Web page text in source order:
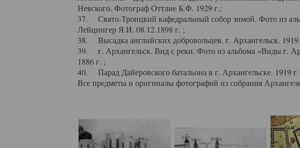
Невского. Фотограф Оттлие Б.Ф. 1929 г.;
37. Свято-Троицкий кафедральный собор зимой. Фото из
Лейцингер Я.И. 08.12.1898 г. ;
38. Высадка английских добровольцев. г. Архангельск.
39. г. Архангельск. Вид с реки. Фото из альбома «Виды г.
1886 г. ;
40. Парад Дайеровского батальона в г. Архангельске. 1919
Все предметы и оригиналы фотографий из собрания